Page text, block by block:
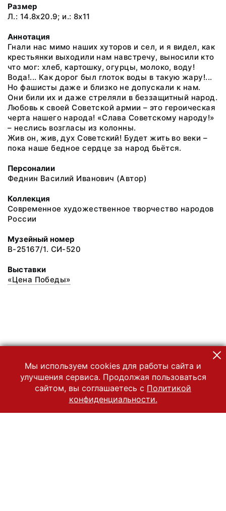
Размер
Л.: 14.8x20.9; и.: 8x11
Аннотация
Гнали нас мимо наших хуторов и сел, и я видел, как
крестьянки выходили нам навстречу, выносили кто
что мог: хлеб, картошку, огурцы, молоко, воду!
Вода!... Как дорог был глоток воды в такую жару!...
Но фашисты даже и близко не допускали к нам.
Они били их и даже стреляли в беззащитный народ.
Любовь к своей Советской армии – это героическая
черта нашего народа! «Слава Советскому народу!»
– неслись возгласы из колонны.
Жив он, жив, дух Советский! Будет жить во веки –
пока наше бедное сердце за народ бьётся.
Персоналии
Феднин Василий Иванович (Автор)
Коллекция
Современное художественное творчество народов
России
Музейный номер
В-25167/1. СИ-520
Выставки
«Цена Победы»
Мы используем cookies для работы сайта и
улучшения сервиса. Продолжая пользоваться
сайтом, вы соглашаетесь с Политикой
конфиденциальности.